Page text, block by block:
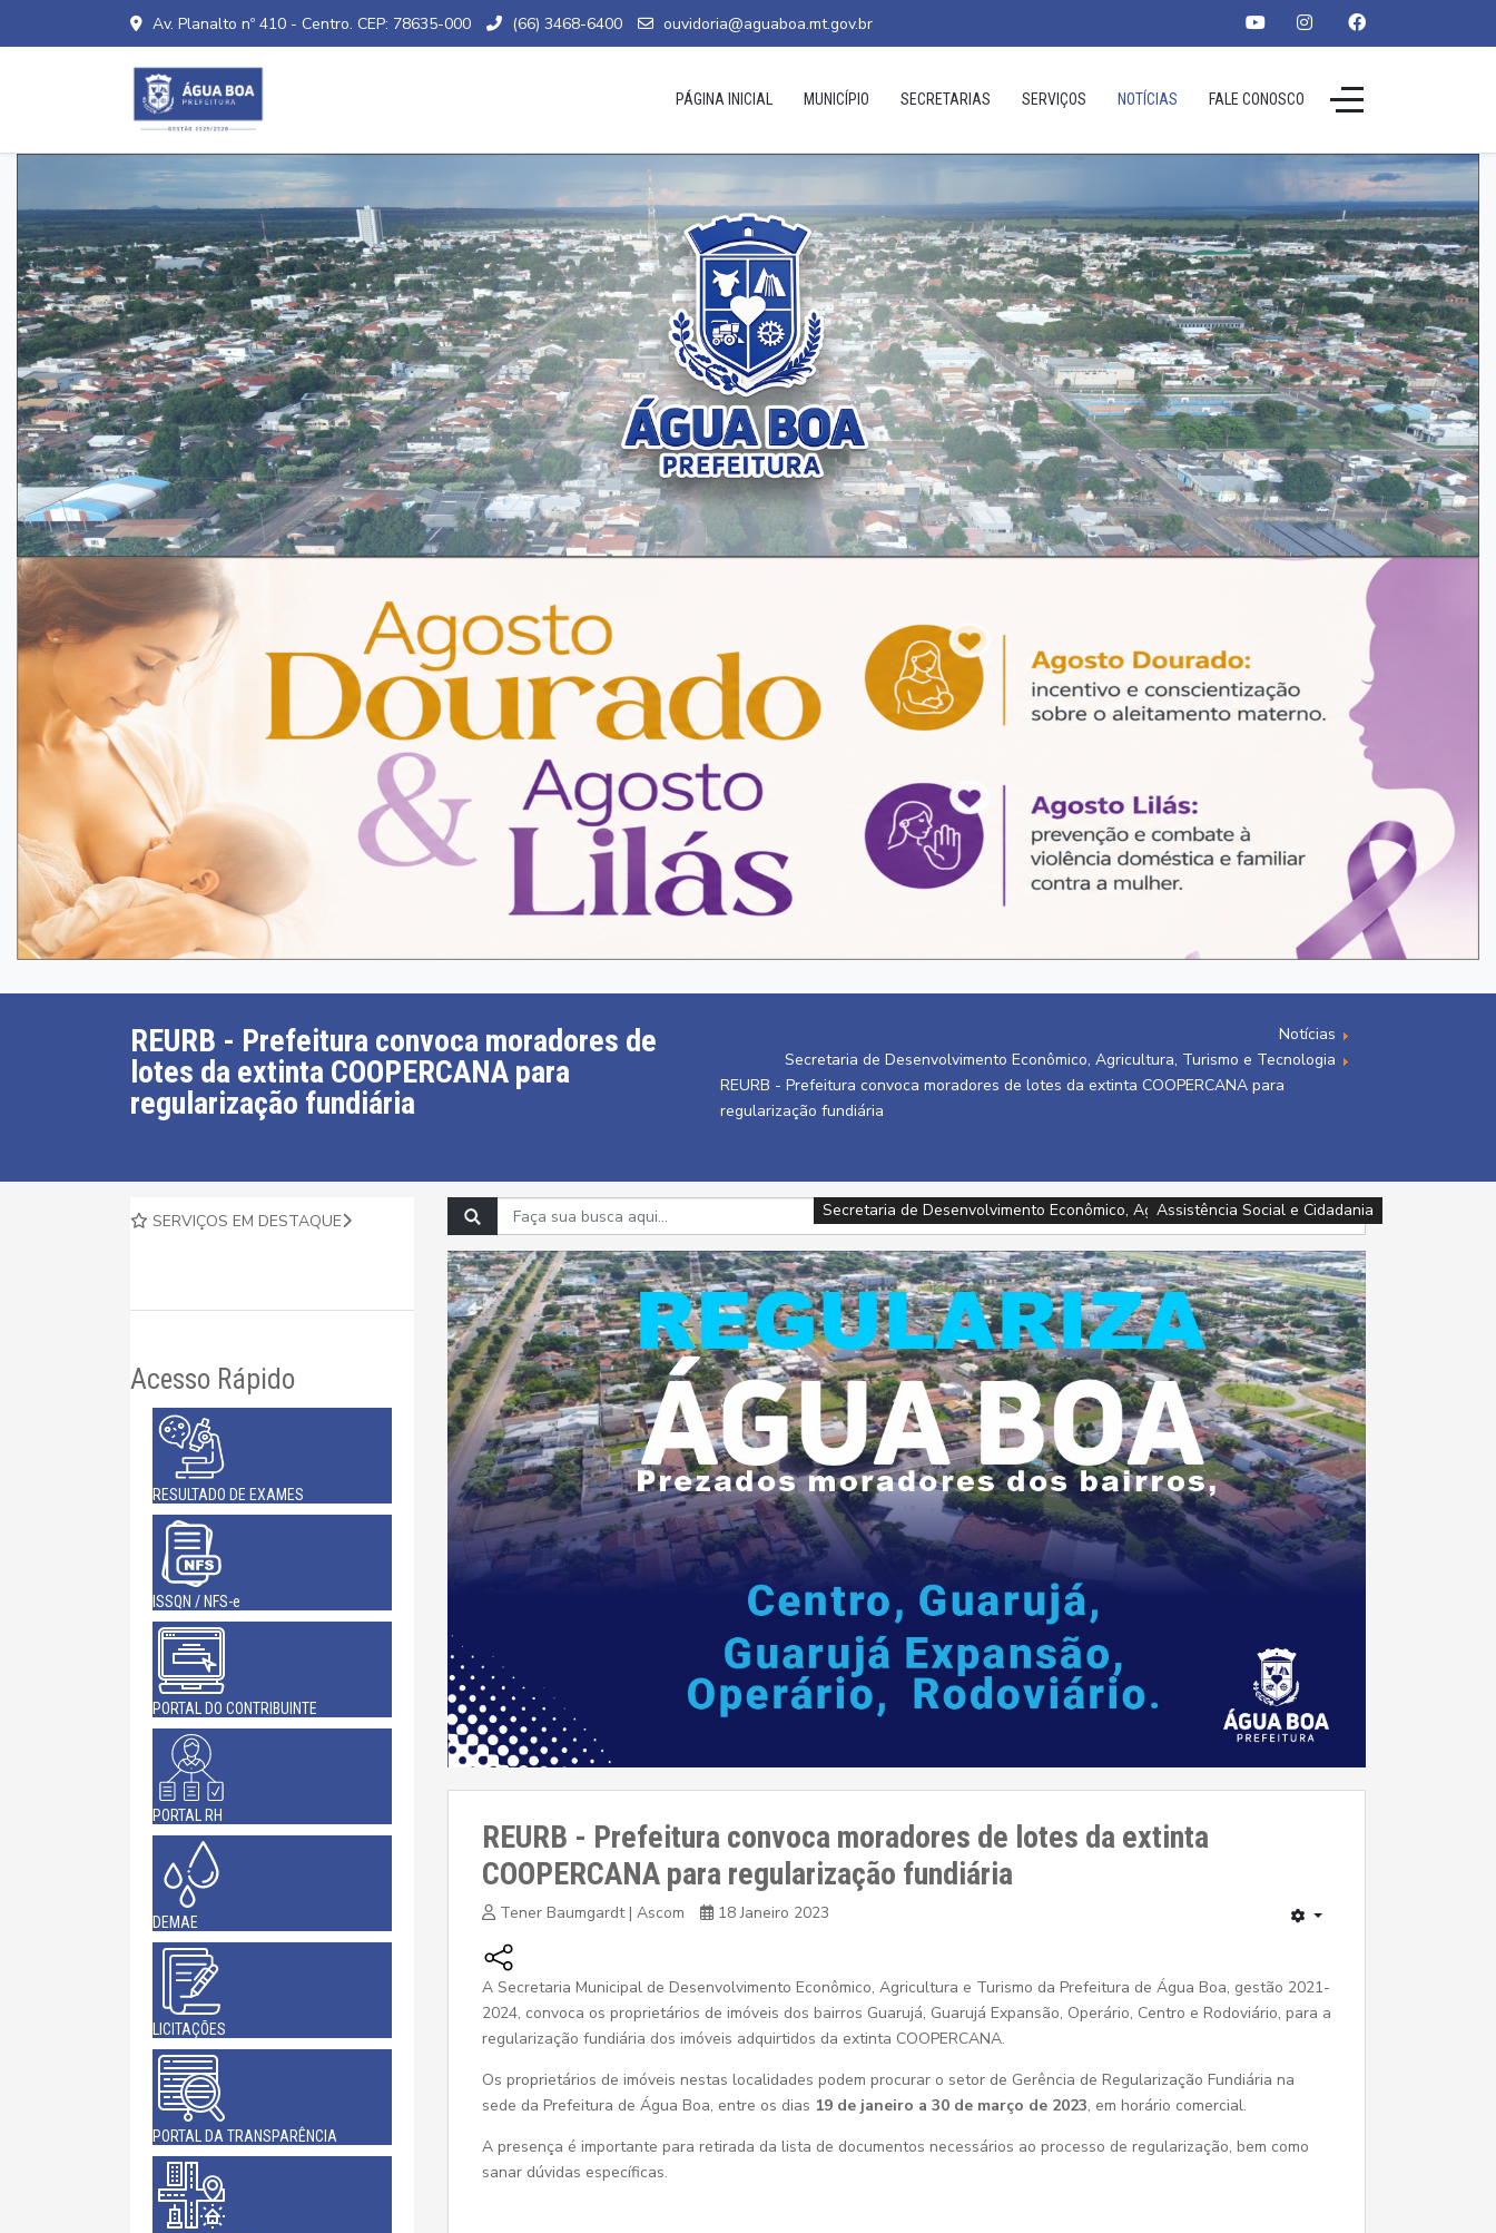
Av. Planalto nº 410 - Centro. CEP: 78635-000 (66) 3468-6400 ouvidoria@aguaboa.mt.gov.br
PÁGINA INICIAL MUNICÍPIO SECRETARIAS SERVIÇOS NOTÍCIAS FALE CONOSCO
REURB - Prefeitura convoca moradores de
lotes da extinta COOPERCANA para
regularização fundiária
Notícias
Secretaria de Desenvolvimento Econômico, Agricultura, Turismo e Tecnologia
REURB - Prefeitura convoca moradores de lotes da extinta COOPERCANA para
regularização fundiária
SERVIÇOS EM DESTAQUE
Acesso Rápido
RESULTADO DE EXAMES
ISSQN / NFS-e
PORTAL DO CONTRIBUINTE
PORTAL RH
DEMAE
LICITAÇÕES
PORTAL DA TRANSPARÊNCIA
REURB - Prefeitura convoca moradores de lotes da extinta
COOPERCANA para regularização fundiária
Tener Baumgardt | Ascom 18 Janeiro 2023
A Secretaria Municipal de Desenvolvimento Econômico, Agricultura e Turismo da Prefeitura de Água Boa, gestão 2021-
2024, convoca os proprietários de imóveis dos bairros Guarujá, Guarujá Expansão, Operário, Centro e Rodoviário, para a
regularização fundiária dos imóveis adquirtidos da extinta COOPERCANA.
Os proprietários de imóveis nestas localidades podem procurar o setor de Gerência de Regularização Fundiária na
sede da Prefeitura de Água Boa, entre os dias 19 de janeiro a 30 de março de 2023, em horário comercial.
A presença é importante para retirada da lista de documentos necessários ao processo de regularização, bem como
sanar dúvidas específicas.
Esporte, Cultura e Lazer
Assistência Social e Cidadania
Assistência Social e Cidadania
Infraestrutura e Meio Ambiente
Assistência Social e Cidadania
Infraestrutura e Meio Ambiente
Secretaria de Desenvolvimento Econômico, Agricultura, Turismo e Tecnologia
Esporte, Cultura e Lazer
Assistência Social e Cidadania